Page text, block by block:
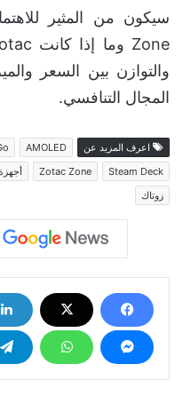
والتوازن بين السعر
المجال التنافسي.
اعرف المزيد عن AMOLED
Steam Deck
Zotac Zone
زوتاك